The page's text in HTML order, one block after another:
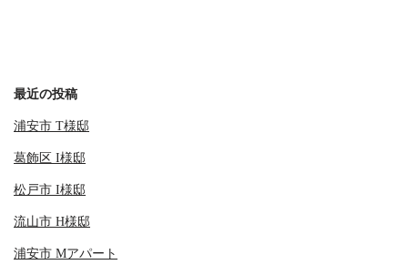
最近の投稿
浦安市 T様邸
葛飾区 I様邸
松戸市 I様邸
流山市 H様邸
浦安市 Mアパート